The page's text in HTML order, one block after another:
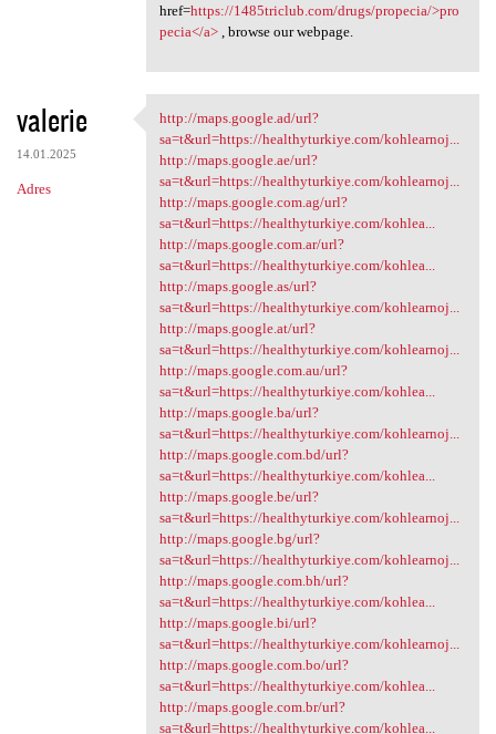
href=https://1485triclub.com/drugs/propecia/>pro
pecia</a>, browse our webpage.
valerie
14.01.2025
Adres
http://maps.google.ad/url?sa
http://maps.google.ad/url?
sa=t&url=https://healthyturkiye.com/kohlearnoj...
http://maps.google.ae/url?
sa=t&url=https://healthyturkiye.com/kohlearnoj...
http://maps.google.com.ag/url?
sa=t&url=https://healthyturkiye.com/kohlea...
http://maps.google.com.ar/url?
sa=t&url=https://healthyturkiye.com/kohlea...
http://maps.google.as/url?
sa=t&url=https://healthyturkiye.com/kohlearnoj...
http://maps.google.at/url?
sa=t&url=https://healthyturkiye.com/kohlearnoj...
http://maps.google.com.au/url?
sa=t&url=https://healthyturkiye.com/kohlea...
http://maps.google.ba/url?
sa=t&url=https://healthyturkiye.com/kohlearnoj...
http://maps.google.com.bd/url?
sa=t&url=https://healthyturkiye.com/kohlea...
http://maps.google.be/url?
sa=t&url=https://healthyturkiye.com/kohlearnoj...
http://maps.google.bg/url?
sa=t&url=https://healthyturkiye.com/kohlearnoj...
http://maps.google.com.bh/url?
sa=t&url=https://healthyturkiye.com/kohlea...
http://maps.google.bi/url?
sa=t&url=https://healthyturkiye.com/kohlearnoj...
http://maps.google.com.bo/url?
sa=t&url=https://healthyturkiye.com/kohlea...
http://maps.google.com.br/url?
sa=t&url=https://healthyturkiye.com/kohlea...